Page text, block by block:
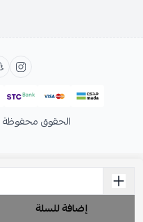
إضافة للسلة
الحقوق محفوظة |